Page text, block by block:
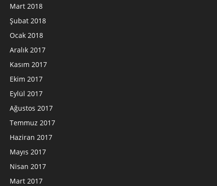
Mart 2018
Şubat 2018
Ocak 2018
Aralık 2017
Kasım 2017
Ekim 2017
Eylül 2017
Ağustos 2017
Temmuz 2017
Haziran 2017
Mayıs 2017
Nisan 2017
Mart 2017